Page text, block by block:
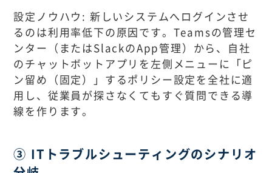
設定ノウハウ: 新しいシステムへログインさせ
るのは利用率低下の原因です。Teamsの管理セ
ンター（またはSlackのApp管理）から、自社
のチャットボットアプリを左側メニューに「ピ
ン留め（固定）」するポリシー設定を全社に適
用し、従業員が探さなくてもすぐ質問できる導
線を作ります。
③ ITトラブルシューティングのシナリオ